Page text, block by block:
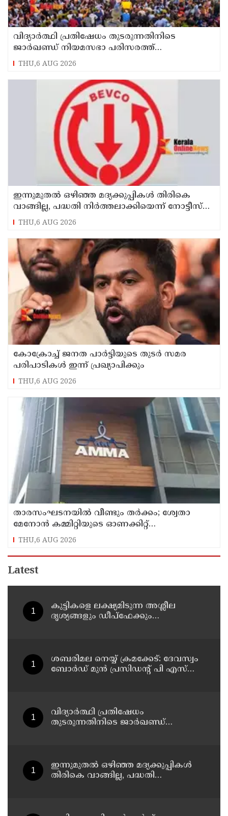
വിദ്യാര്‍ത്ഥി പ്രതിഷേധം തുടരുന്നതിനിടെ
ജാര്‍ഖണ്ഡ് നിയമസഭാ പരിസരത്ത്
നിരോധനാജ്ഞ
THU,6 AUG 2026
ഇന്നുമുതല്‍ ഒഴിഞ്ഞ മദ്യക്കുപ്പികള്‍ തിരികെ
വാങ്ങില്ല, പദ്ധതി നിര്‍ത്തലാക്കിയെന്ന് നോട്ടീസ്
പ്രദര്‍ശിപ്പിക്കും
THU,6 AUG 2026
കോക്രോച്ച് ജനത പാര്‍ട്ടിയുടെ തുടര്‍ സമര
പരിപാടികള്‍ ഇന്ന് പ്രഖ്യാപിക്കും
THU,6 AUG 2026
താരസംഘടനയില്‍ വീണ്ടും തര്‍ക്കം; ശ്വേതാ
മേനോന്‍ കമ്മിറ്റിയുടെ ഓണക്കിറ്റ്
വിതരണത്തിനെതിരെ ഒരുവിഭാഗം താരങ്ങള്‍
THU,6 AUG 2026
Latest
കുട്ടികളെ ലക്ഷ്യമിടുന്ന അശ്ലീല
ദൃശ്യങ്ങളും ഡീപ്ഫേക്കും
ശബരിമല നെയ്യ് ക്രമക്കേട്: ദേവസ്വം
ബോര്‍ഡ് മുന്‍ പ്രസിഡന്റ് പി എസ്
വിദ്യാര്‍ത്ഥി പ്രതിഷേധം
തുടരുന്നതിനിടെ ജാര്‍ഖണ്ഡ്
ഇന്നുമുതല്‍ ഒഴിഞ്ഞ മദ്യക്കുപ്പികള്‍
തിരികെ വാങ്ങില്ല, പദ്ധതി